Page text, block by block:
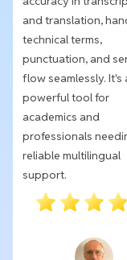
and translation,
technical terms,
punctuation, and
flow seamlessly. It's
powerful tool for
academics and
professionals
reliable multilingual
support.